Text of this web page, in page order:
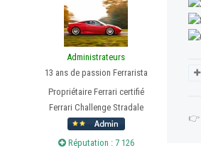
Administrateurs
13 ans de passion Ferrarista
Propriétaire Ferrari certifié
Ferrari Challenge Stradale
Réputation : 7 126
👉